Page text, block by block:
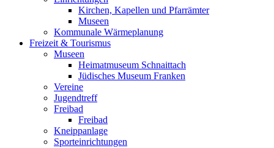
Kirchen, Kapellen und Pfarrämter
Museen
Kommunale Wärmeplanung
Freizeit & Tourismus
Museen
Heimatmuseum Schnaittach
Jüdisches Museum Franken
Vereine
Jugendtreff
Freibad
Freibad
Kneippanlage
Sporteinrichtungen